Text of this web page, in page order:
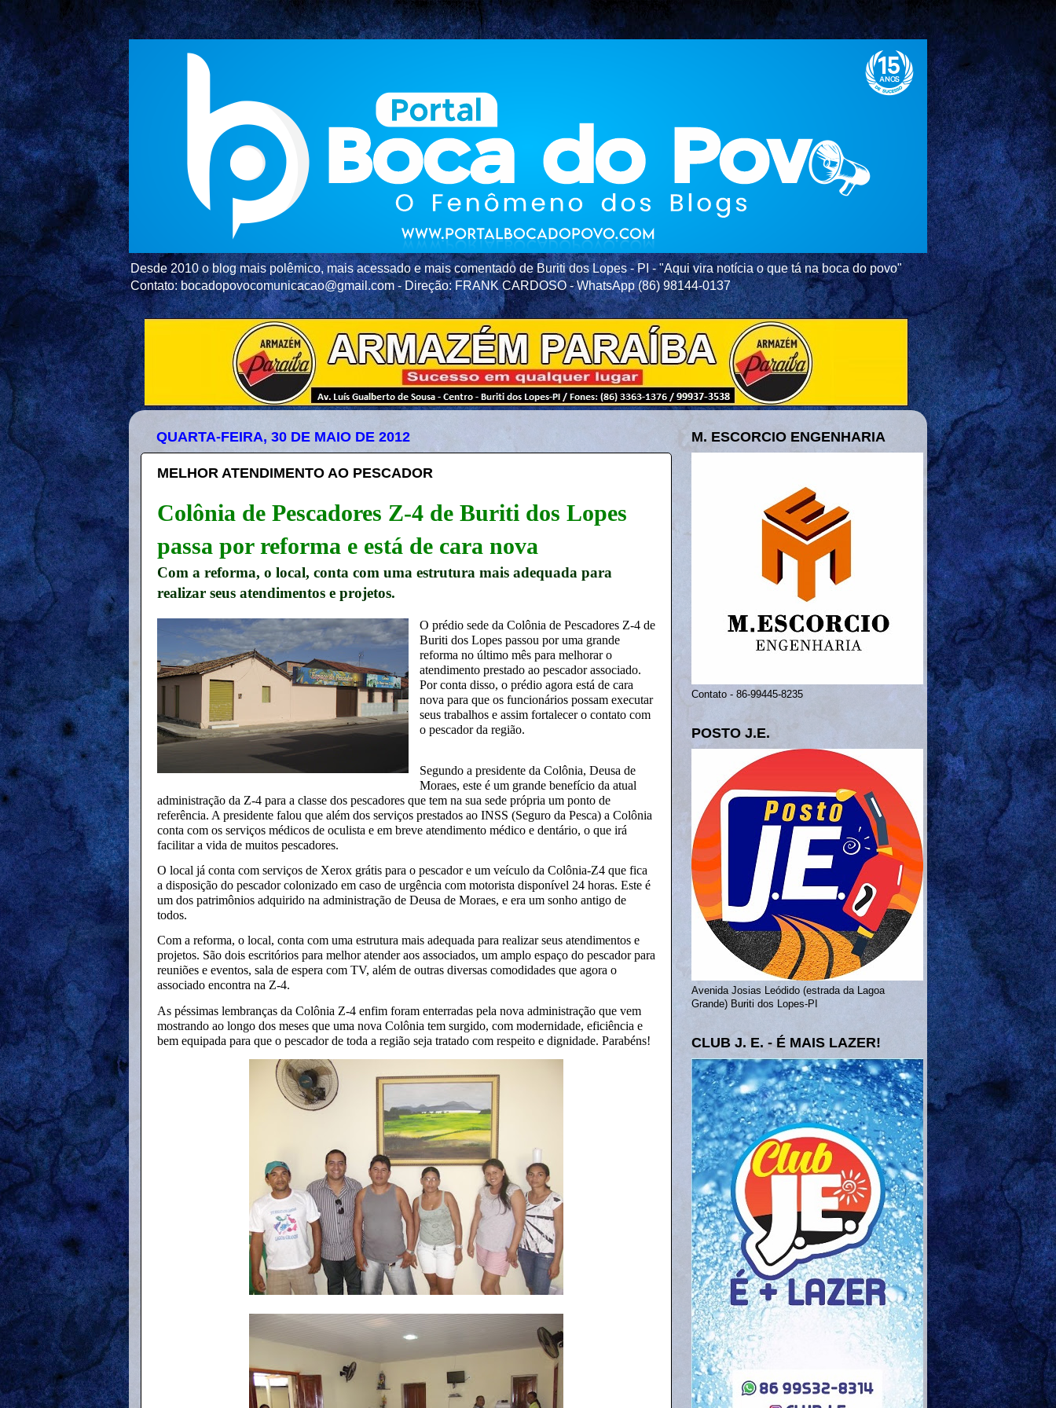
Desde 2010 o blog mais polêmico, mais acessado e mais comentado de Buriti dos Lopes - PI - "Aqui vira notícia o que tá na boca do povo"
Contato: bocadopovocomunicacao@gmail.com - Direção: FRANK CARDOSO - WhatsApp (86) 98144-0137
QUARTA-FEIRA, 30 DE MAIO DE 2012
MELHOR ATENDIMENTO AO PESCADOR
Colônia de Pescadores Z-4 de Buriti dos Lopes
passa por reforma e está de cara nova
Com a reforma, o local, conta com uma estrutura mais adequada para
realizar seus atendimentos e projetos.
O prédio sede da Colônia de Pescadores Z-4 de
Buriti dos Lopes passou por uma grande
reforma no último mês para melhorar o
atendimento prestado ao pescador associado.
Por conta disso, o prédio agora está de cara
nova para que os funcionários possam executar
seus trabalhos e assim fortalecer o contato com
o pescador da região.
Segundo a presidente da Colônia, Deusa de
Moraes, este é um grande benefício da atual
administração da Z-4 para a classe dos pescadores que tem na sua sede própria um ponto de
referência. A presidente falou que além dos serviços prestados ao INSS (Seguro da Pesca) a Colônia
conta com os serviços médicos de oculista e em breve atendimento médico e dentário, o que irá
facilitar a vida de muitos pescadores.
O local já conta com serviços de Xerox grátis para o pescador e um veículo da Colônia-Z4 que fica
a disposição do pescador colonizado em caso de urgência com motorista disponível 24 horas. Este é
um dos patrimônios adquirido na administração de Deusa de Moraes, e era um sonho antigo de
todos.
Com a reforma, o local, conta com uma estrutura mais adequada para realizar seus atendimentos e
projetos. São dois escritórios para melhor atender aos associados, um amplo espaço do pescador para
reuniões e eventos, sala de espera com TV, além de outras diversas comodidades que agora o
associado encontra na Z-4.
As péssimas lembranças da Colônia Z-4 enfim foram enterradas pela nova administração que vem
mostrando ao longo dos meses que uma nova Colônia tem surgido, com modernidade, eficiência e
bem equipada para que o pescador de toda a região seja tratado com respeito e dignidade. Parabéns!
M. ESCORCIO ENGENHARIA
Contato - 86-99445-8235
POSTO J.E.
Avenida Josias Leódido (estrada da Lagoa
Grande) Buriti dos Lopes-PI
CLUB J. E. - É MAIS LAZER!